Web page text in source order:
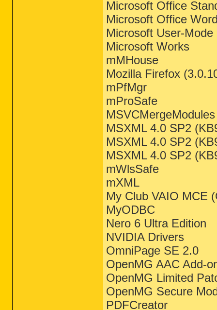
Microsoft Office
Microsoft Office
Microsoft User-
Microsoft Works
mMHouse
Mozilla Firefox
mPfMgr
mProSafe
MSVCMergeModules
MSXML 4.0 SP2
MSXML 4.0 SP2
MSXML 4.0 SP2
mWlsSafe
mXML
My Club VAIO MCE
MyODBC
Nero 6 Ultra Edition
NVIDIA Drivers
OmniPage SE 2.0
OpenMG AAC Add-
OpenMG Limited
OpenMG Secure
PDFCreator